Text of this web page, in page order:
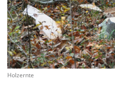
Holzernte